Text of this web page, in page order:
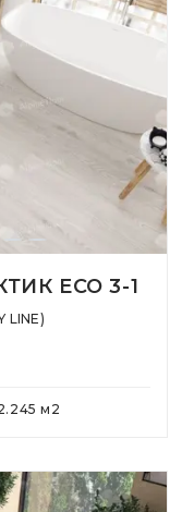
ЕСО 3-1
LINE)
м 2